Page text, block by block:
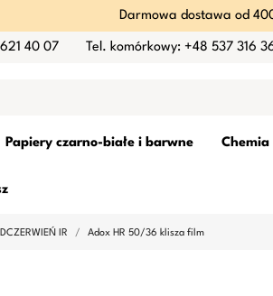
Darmowa dostawa od
40 07 Tel. komórkowy: +48 537 316
Papiery czarno-białe i barwne
IR Adox HR 50/36 klisza film